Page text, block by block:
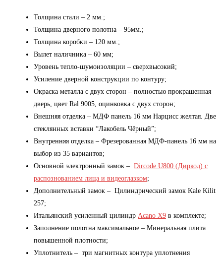
Толщина стали – 2 мм.;
Толщина дверного полотна – 95мм.;
Толщина коробки – 120 мм.;
Вылет наличника – 60 мм;
Уровень тепло-шумоизоляции – сверхвысокий;
Усиление дверной конструкции по контуру;
Окраска металла с двух сторон – полностью прокрашенная
дверь, цвет Ral 9005, оцинковка с двух сторон;
Внешняя отделка – МДФ панель 16 мм Нарцисс желтая. Две
стеклянных вставки “Лакобель Чёрный”;
Внутренняя отделка – Фрезерованная МДФ-панель 16 мм на
выбор из 35 вариантов;
Основной электронный замок – Dircode U800 (Диркод) с
распознованием лица и видеоглазком;
Дополнительный замок – Цилиндрический замок Kale Kilit
257;
Итальянский усиленный цилиндр Acano X9 в комплекте;
Заполнение полотна максимальное – Минеральная плита
повышенной плотности;
Уплотнитель – три магнитных контура уплотнения